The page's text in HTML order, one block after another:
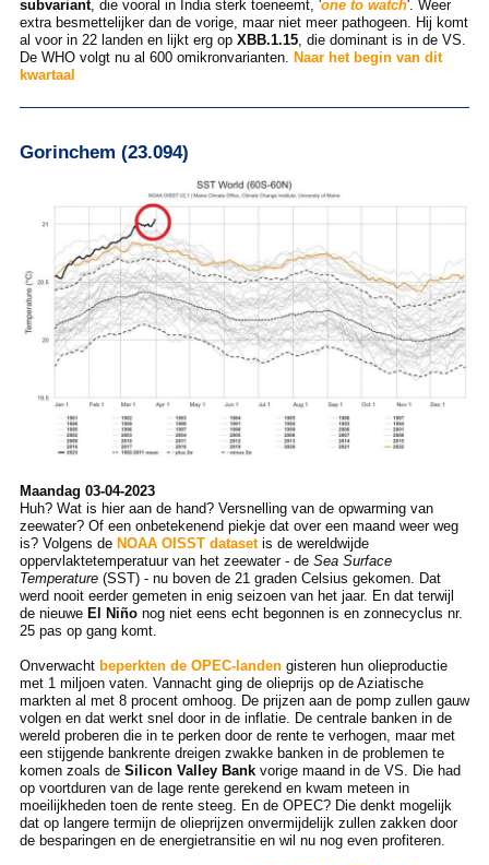
subvariant, die vooral in India sterk toeneemt, 'one to watch'. Weer
extra besmettelijker dan de vorige, maar niet meer pathogeen. Hij komt
al voor in 22 landen en lijkt erg op XBB.1.15, die dominant is in de VS.
De WHO volgt nu al 600 omikronvarianten. Naar het begin van dit
kwartaal
Gorinchem (23.094)
Maandag 03-04-2023
Huh? Wat is hier aan de hand? Versnelling van de opwarming van
zeewater? Of een onbetekenend piekje dat over een maand weer weg
is? Volgens de NOAA OISST datasetis de wereldwijde
oppervlaktetemperatuur van het zeewater - de Sea Surface
Temperature(SST) - nu boven de 21 graden Celsius gekomen. Dat
werd nooit eerder gemeten in enig seizoen van het jaar. En dat terwijl
de nieuwe El Niñonog niet eens echt begonnen is en zonnecyclus nr.
25 pas op gang komt.
Onverwacht beperkten de OPEC-landengisteren hun olieproductie
met 1 miljoen vaten. Vannacht ging de olieprijs op de Aziatische
markten al met 8 procent omhoog. De prijzen aan de pomp zullen gauw
volgen en dat werkt snel door in de inflatie. De centrale banken in de
wereld proberen die in te perken door de rente te verhogen, maar met
een stijgende bankrente dreigen zwakke banken in de problemen te
komen zoals de Silicon Valley Bankvorige maand in de VS. Die had
op voortduren van de lage rente gerekend en kwam meteen in
moeilijkheden toen de rente steeg. En de OPEC? Die denkt mogelijk
dat op langere termijn de olieprijzen onvermijdelijk zullen zakken door
de besparingen en de energietransitie en wil nu nog even profiteren.